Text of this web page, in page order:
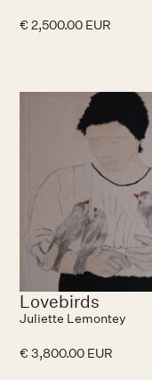
€ 2,500.00 EUR
Lovebirds
Juliette Lemontey
€ 3,800.00 EUR